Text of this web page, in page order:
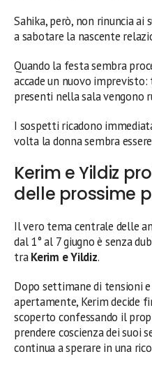
Sahika, però, non rinuncia
a sabotare la nascente
Quando la festa sembra
accade un nuovo
presenti nella sala vengono
I sospetti ricadono
volta la donna sembra
Kerim e Yildiz
delle prossime
Il vero tema centrale delle
dal 1° al 7 giugno è senza
traKerim e Yildiz.
Dopo settimane di tensioni
apertamente, Kerim decide
scoperto confessando il
prendere coscienza dei
continua a sperare in una